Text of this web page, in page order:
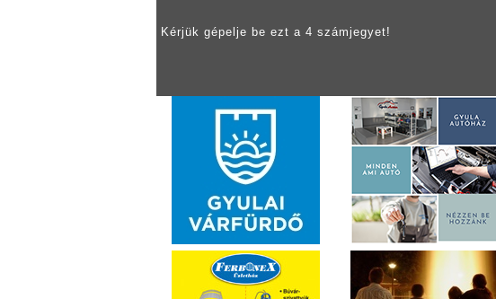
Kérjük gépelje be ezt a 4 számjegyet!